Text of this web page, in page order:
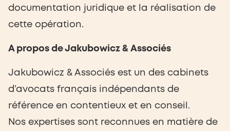
documentation juridique et la réalisation de
cette opération.
A propos de Jakubowicz & Associés
Jakubowicz & Associés est un des cabinets
d’avocats français indépendants de
référence en contentieux et en conseil.
Nos expertises sont reconnues en matière de